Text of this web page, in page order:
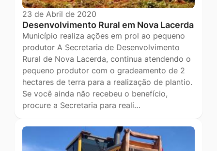
23 de Abril de 2020
Desenvolvimento Rural em Nova Lacerda
Município realiza ações em prol ao pequeno
produtor A Secretaria de Desenvolvimento
Rural de Nova Lacerda, continua atendendo o
pequeno produtor com o gradeamento de 2
hectares de terra para a realização de plantio.
Se você ainda não recebeu o benefício,
procure a Secretaria para reali…